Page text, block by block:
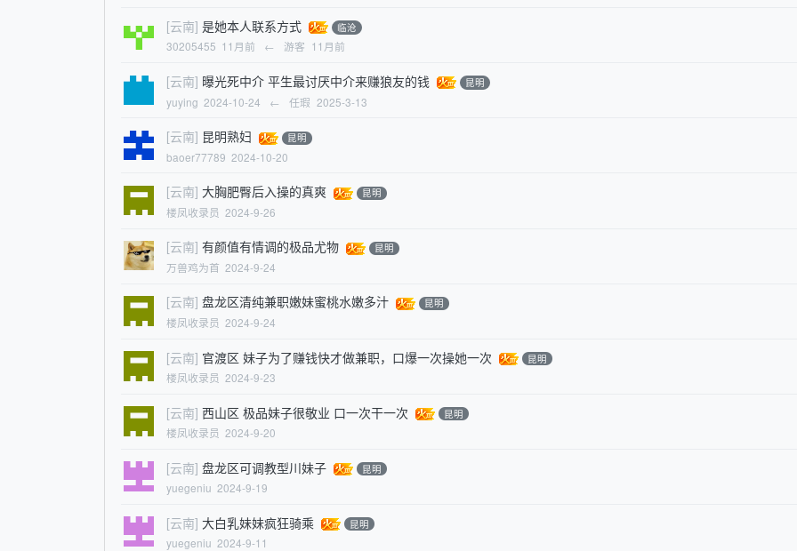
[云南] 是她本人联系方式 临沧
30205455 11月前 ← 游客 11月前
[云南] 曝光死中介 平生最讨厌中介来赚狼友的钱 昆明
yuying 2024-10-24 ← 任瑕 2025-3-13
[云南] 昆明熟妇 昆明
baoer77789 2024-10-20
[云南] 大胸肥臀后入操的真爽 昆明
楼凤收录员 2024-9-26
[云南] 有颜值有情调的极品尤物 昆明
万兽鸡为首 2024-9-24
[云南] 盘龙区清纯兼职嫩妹蜜桃水嫩多汁 昆明
楼凤收录员 2024-9-24
[云南] 官渡区 妹子为了赚钱快才做兼职，口爆一次操她一次 昆明
楼凤收录员 2024-9-23
[云南] 西山区 极品妹子很敬业 口一次干一次 昆明
楼凤收录员 2024-9-20
[云南] 盘龙区可调教型川妹子 昆明
yuegeniu 2024-9-19
[云南] 大白乳妹妹疯狂骑乘 昆明
yuegeniu 2024-9-11